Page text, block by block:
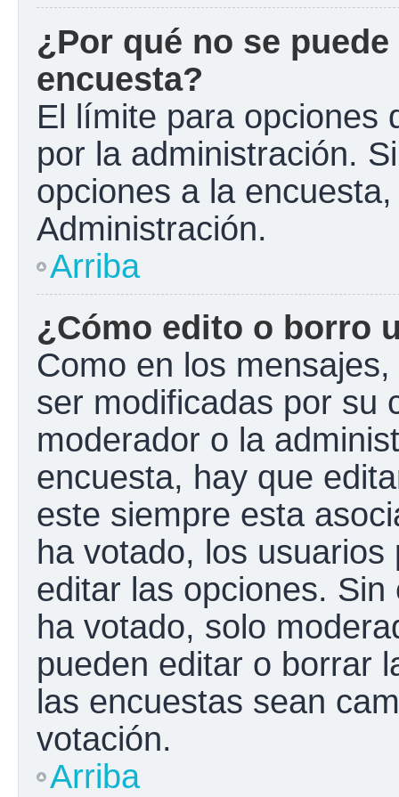
¿Por qué no se
encuesta?
El límite para opciones
por la administración.
opciones a la
Administración.
Arriba
¿Cómo edito o borro
Como en los
ser modificadas por su
moderador o la
encuesta, hay que
este siempre esta
ha votado, los
editar las opciones.
ha votado, solo
pueden editar o borrar
las encuestas sean
votación.
Arriba